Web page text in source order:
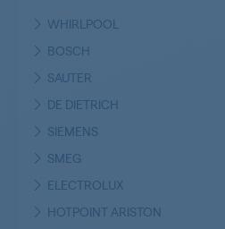
WHIRLPOOL
BOSCH
SAUTER
DE DIETRICH
SIEMENS
SMEG
ELECTROLUX
HOTPOINT ARISTON